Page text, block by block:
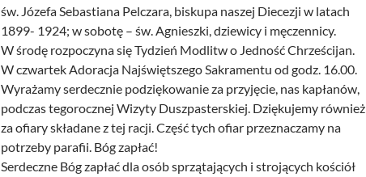
św. Józefa Sebastiana Pelczara, biskupa naszej Diecezji w latach
1899- 1924; w sobotę – św. Agnieszki, dziewicy i męczennicy.
W środę rozpoczyna się Tydzień Modlitw o Jedność Chrześcijan.
W czwartek Adoracja Najświętszego Sakramentu od godz. 16.00.
Wyrażamy serdecznie podziękowanie za przyjęcie, nas kapłanów,
podczas tegorocznej Wizyty Duszpasterskiej. Dziękujemy również
za ofiary składane z tej racji. Część tych ofiar przeznaczamy na
potrzeby parafii. Bóg zapłać!
Serdeczne Bóg zapłać dla osób sprzątających i strojących kościół